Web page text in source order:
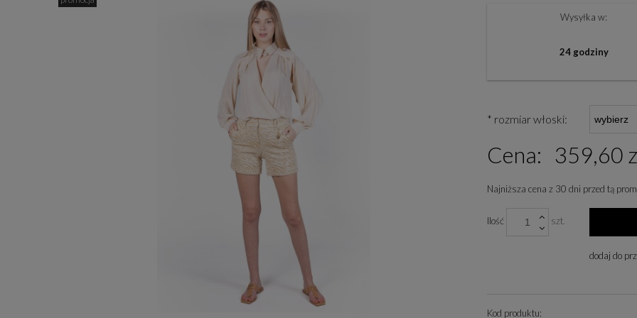
Wysyłka w:
24 godziny
* rozmiar włoski:
Cena: 359,60
Najniższa cena z 30 dni przed tą
Jeżeli produkt jest
niż 30 dni, wyświetlana
się w sprzedaży.
Ilość szt.
dodaj do
Kod produktu: